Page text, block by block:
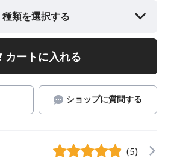
種類を選択する
カートに入れる
ショップに質問する
(5)